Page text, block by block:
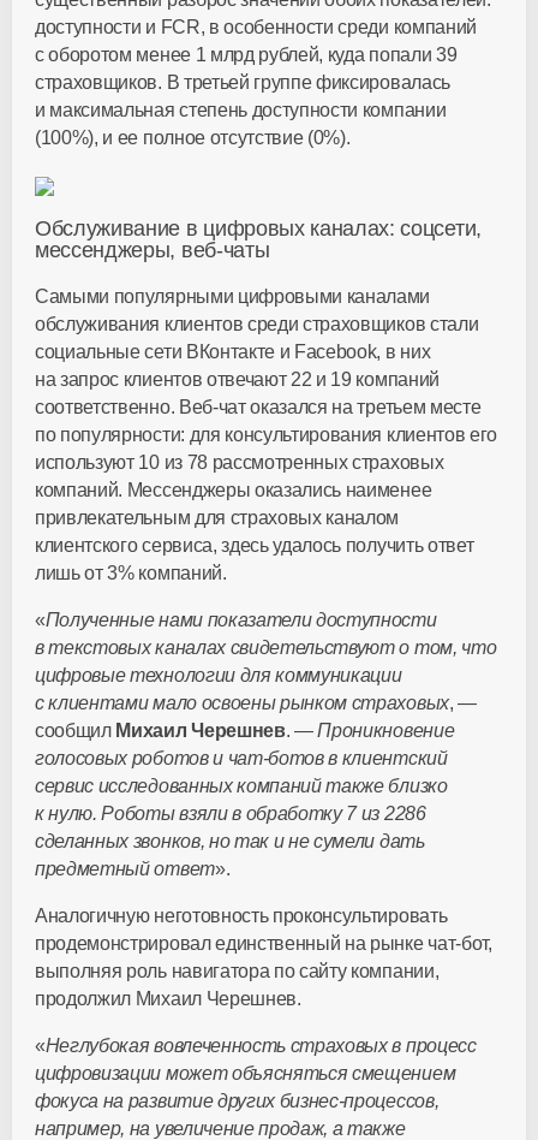
доступности и FCR, в особенности среди компаний
с оборотом менее 1 млрд рублей, куда попали 39
страховщиков. В третьей группе фиксировалась
и максимальная степень доступности компании
(100%), и ее полное отсутствие (0%).
Обслуживание в цифровых каналах: соцсети,
мессенджеры, веб-чаты
Самыми популярными цифровыми каналами
обслуживания клиентов среди страховщиков стали
социальные сети ВКонтакте и Facebook, в них
на запрос клиентов отвечают 22 и 19 компаний
соответственно. Веб-чатоказался на третьем месте
по популярности: для консультирования клиентов его
используют 10 из 78 рассмотренных страховых
компаний. Мессенджеры оказались наименее
привлекательным для страховых каналом
клиентского сервиса, здесь удалось получить ответ
лишь от 3% компаний.
«Полученные нами показатели доступности
в текстовых каналах свидетельствуют о том, что
цифровые технологии для коммуникации
с клиентами мало освоены рынком страховых, —
сообщил Михаил Черешнев. —Проникновение
голосовых роботов и чат-ботовв клиентский
сервис исследованных компаний также близко
к нулю. Роботы взяли в обработку 7 из 2286
сделанных звонков, но так и не сумели дать
предметный ответ».
Аналогичную неготовность проконсультировать
продемонстрировал единственный на рынке чат-бот,
выполняя роль навигатора по сайту компании,
продолжил Михаил Черешнев.
«Неглубокая вовлеченность страховых в процесс
цифровизации может объясняться смещением
фокуса на развитие других бизнес-процессов,
например, на увеличение продаж, а также